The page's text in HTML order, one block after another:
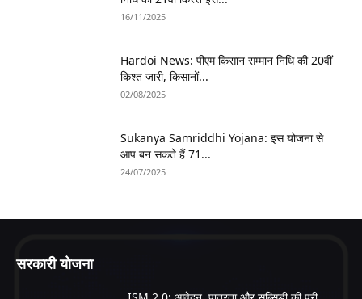
16/11/2025
Hardoi News: पीएम किसान सम्मान निधि की 20वीं
किश्त जारी, किसानों...
02/08/2025
Sukanya Samriddhi Yojana: इस योजना से
आप बन सकते हैं 71...
24/07/2025
सरकारी योजना